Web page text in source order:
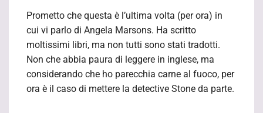
Prometto che questa è l’ultima volta (per ora) in
cui vi parlo di Angela Marsons. Ha scritto
moltissimi libri, ma non tutti sono stati tradotti.
Non che abbia paura di leggere in inglese, ma
considerando che ho parecchia carne al fuoco, per
ora è il caso di mettere la detective Stone da parte.